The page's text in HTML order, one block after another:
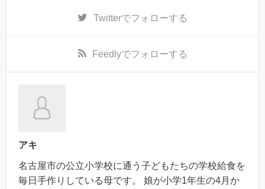
Twitterでフォローする
Feedlyでフォローする
アキ
名古屋市の公立小学校に通う子どもたちの学校給食を
毎日手作りしている母です。 娘が小学1年生の4月か